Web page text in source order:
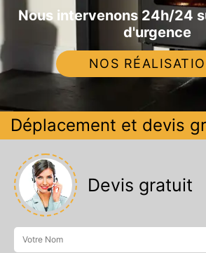
Nous intervenons 24h/24
d'urgence
NOS
Déplacement et devis
Devis gratuit